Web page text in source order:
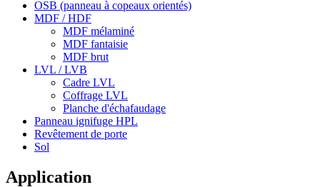
OSB (panneau à copeaux orientés)
MDF / HDF
MDF mélaminé
MDF fantaisie
MDF brut
LVL / LVB
Cadre LVL
Coffrage LVL
Planche d'échafaudage
Panneau ignifuge HPL
Revêtement de porte
Sol
Application